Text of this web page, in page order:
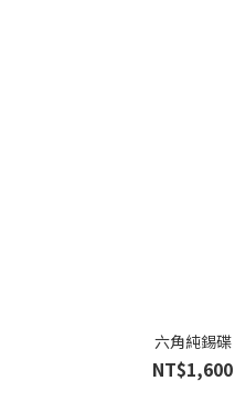
六角純錫碟
NT$1,600